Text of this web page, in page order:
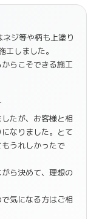
ジ等や柄も上塗り
しました。
らこそできる施工
たが、お客様と相
なりました。とて
うれしかったで
ら決めて、理想の
気になる方はご相